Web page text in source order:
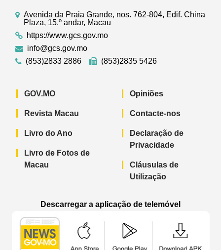
Avenida da Praia Grande, nos. 762-804, Edif. China
Plaza, 15.º andar, Macau
https://www.gcs.gov.mo
info@gcs.gov.mo
(853)2833 2886
(853)2835 5426
GOV.MO
Revista Macau
Livro do Ano
Livro de Fotos de
Macau
Opiniões
Contacte-nos
Declaração de
Privacidade
Cláusulas de
Utilização
Descarregar a aplicação de telemóvel